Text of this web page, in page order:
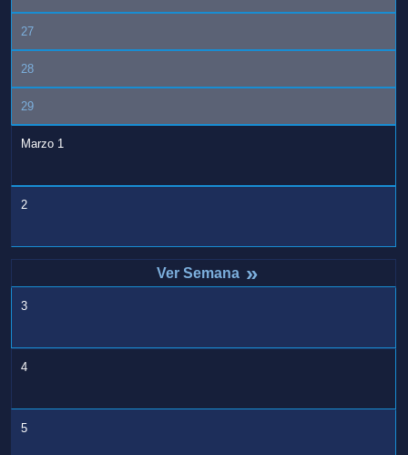
27
28
29
Marzo 1
2
»
3
4
5